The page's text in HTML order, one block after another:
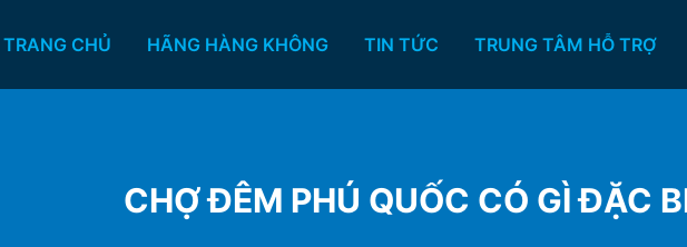
TRANG CHỦ HÃNG HÀNG KHÔNG TIN TỨC TRUNG TÂM HỖ TRỢ
CHỢ ĐÊM PHÚ QUỐC CÓ GÌ ĐẶC